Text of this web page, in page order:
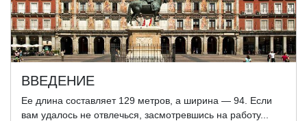
ВВЕДЕНИЕ
Ее длина составляет 129 метров, а ширина — 94. Если
вам удалось не отвлечься, засмотревшись на работу...